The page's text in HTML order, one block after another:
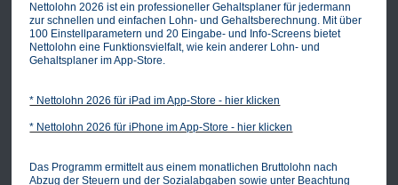
Nettolohn 2026 ist ein professioneller Gehaltsplaner für jedermann
zur schnellen und einfachen Lohn- und Gehaltsberechnung. Mit über
100 Einstellparametern und 20 Eingabe- und Info-Screens bietet
Nettolohn eine Funktionsvielfalt, wie kein anderer Lohn- und
Gehaltsplaner im App-Store.
* Nettolohn 2026 für iPad im App-Store - hier klicken
* Nettolohn 2026 für iPhone im App-Store - hier klicken
Das Programm ermittelt aus einem monatlichen Bruttolohn nach
Abzug der Steuern und der Sozialabgaben sowie unter Beachtung